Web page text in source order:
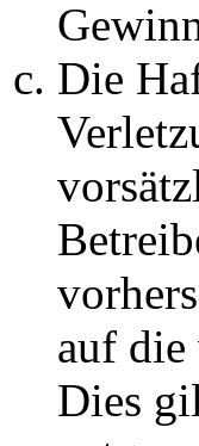
Die
auf die
Dies